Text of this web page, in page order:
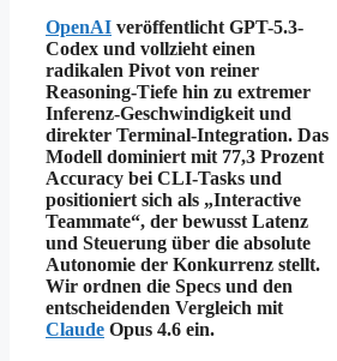
OpenAI veröffentlicht GPT-5.3-
Codex und vollzieht einen
radikalen Pivot von reiner
Reasoning-Tiefe hin zu extremer
Inferenz-Geschwindigkeit und
direkter Terminal-Integration. Das
Modell dominiert mit 77,3 Prozent
Accuracy bei CLI-Tasks und
positioniert sich als „Interactive
Teammate“, der bewusst Latenz
und Steuerung über die absolute
Autonomie der Konkurrenz stellt.
Wir ordnen die Specs und den
entscheidenden Vergleich mit
Claude Opus 4.6 ein.